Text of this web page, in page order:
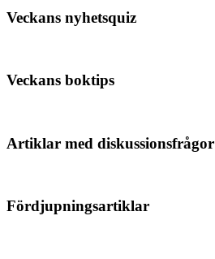
Veckans nyhetsquiz
Veckans boktips
Artiklar med diskussionsfrågor
Fördjupningsartiklar